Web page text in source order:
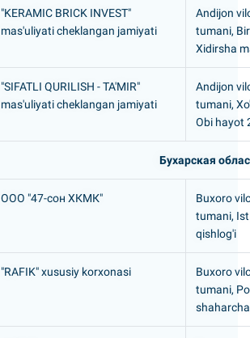
"KERAMIC BRICK INVEST"
mas'uliyati cheklangan jamiyati
Andijon
tumani,
Xidirsha
"SIFATLI QURILISH - TA'MIR"
mas'uliyati cheklangan jamiyati
Andijon
tumani,
Obi hayot
Бухарская
ООО "47-сон ХКМК"
Buxoro
tumani,
qishlog'i
"RAFIK" xususiy korxonasi
Buxoro
tumani,